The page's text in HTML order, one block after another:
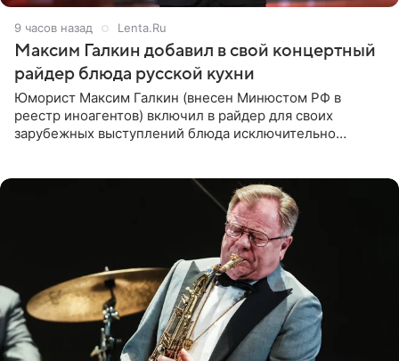
9 часов назад Lenta.Ru
Максим Галкин добавил в свой концертный
райдер блюда русской кухни
Юморист Максим Галкин (внесен Минюстом РФ в
реестр иноагентов) включил в райдер для своих
зарубежных выступлений блюда исключительно